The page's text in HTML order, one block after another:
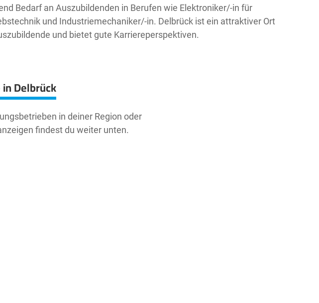
Bedarf an Auszubildenden in Berufen wie Elektroniker/-in für
und Industriemechaniker/-in. Delbrück ist ein attraktiver Ort
und bietet gute Karriereperspektiven.
Delbrück
in deiner Region oder
findest du weiter unten.